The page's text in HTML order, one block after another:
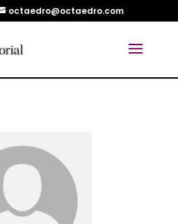
octaedro@octaedro.com